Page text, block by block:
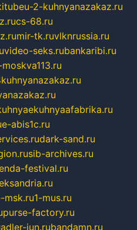
2-kuhnyanazakaz.ru
cs-68.ru
mir-tk.ruvlknrussia.ru
video-seks.rubankaribi.ru
e-abis1c.ru
dark-sand.ru
sib-archives.ru
festival.ru
msk.ru1-mus.ru
purse-factory.ru
adler-jun.rubandamn.ru